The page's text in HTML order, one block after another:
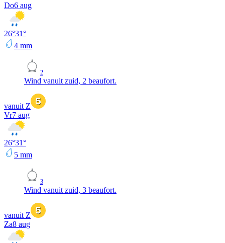
Do6 aug
26°31°
4 mm
2
Wind vanuit zuid, 2 beaufort.
vanuit Z
Vr7 aug
26°31°
5 mm
3
Wind vanuit zuid, 3 beaufort.
vanuit Z
Za8 aug